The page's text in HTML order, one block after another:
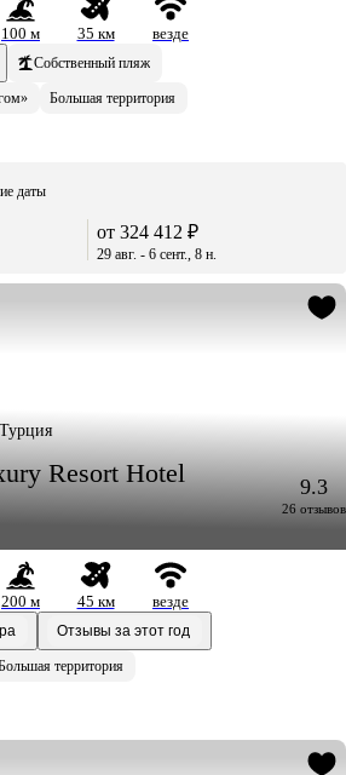
100 м 35 км
везде
Собственный пляж
Большая территория
даты
от 324 412 ₽
29 авг. - 6 сент., 8 н.
Resort Hotel
9.3
26 отзывов
200 м 45 км
везде
Отзывы за этот год
территория